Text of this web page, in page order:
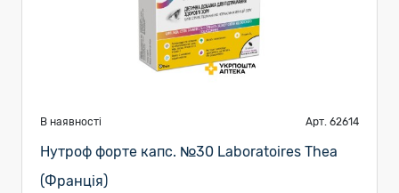
В наявності Арт. 62614
Нутроф форте капс. №30 Laboratoires Thea
(Франція)